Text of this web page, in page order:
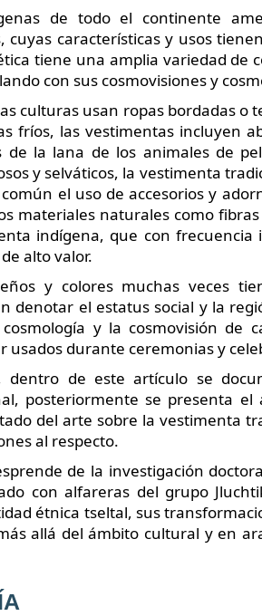
de todo el continente
cuyas características y usos
tiene una amplia variedad de
con sus cosmovisiones y
culturas usan ropas bordadas o
fríos, las vestimentas incluyen
de la lana de los animales de
y selváticos, la vestimenta
el uso de accesorios y
materiales naturales como
indígena, que con
alto valor.
y colores muchas veces
denotar el estatus social y la
y la cosmovisión
usados durante ceremonias y
dentro de este artículo se
posteriormente se presenta
del arte sobre la vestimenta
al respecto.
de la investigación
con alfareras del grupo
étnica tseltal, sus
allá del ámbito cultural y en